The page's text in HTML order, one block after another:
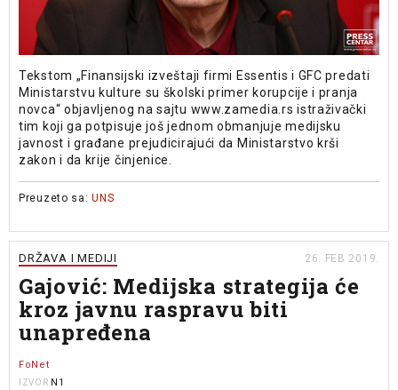
Tekstom „Finansijski izveštaji firmi Essentis i GFC predati
Ministarstvu kulture su školski primer korupcije i pranja
novca“ objavljenog na sajtu www.zamedia.rs istraživački
tim koji ga potpisuje još jednom obmanjuje medijsku
javnost i građane prejudicirajući da Ministarstvo krši
zakon i da krije činjenice.
Preuzeto sa:UNS
DRŽAVA I MEDIJI 26. FEB 2019.
Gajović: Medijska strategija će
kroz javnu raspravu biti
unapređena
FoNet
IZVOR N1